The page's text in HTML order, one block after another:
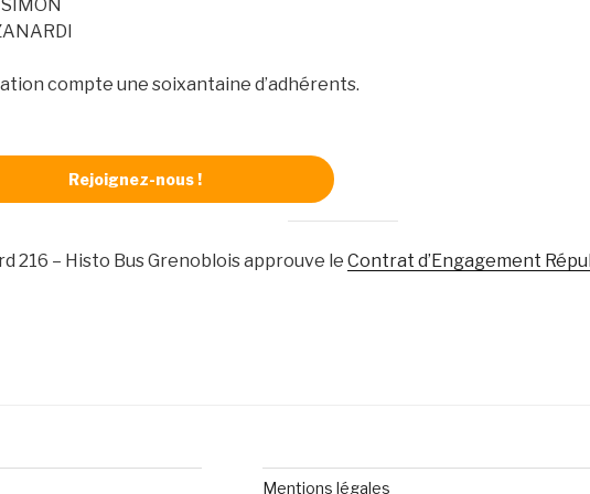
compte une soixantaine d’adhérents.
Rejoignez-nous !
216 – Histo Bus Grenoblois approuve le Contrat d’Engagement
Mentions légales